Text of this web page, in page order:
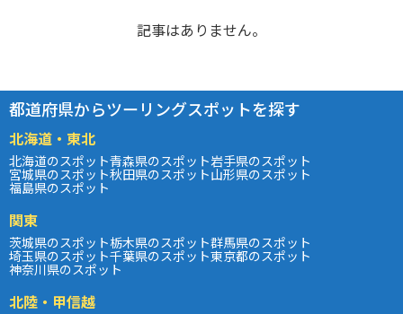
記事はありません。
都道府県からツーリングスポットを探す
北海道・東北
北海道のスポット青森県のスポット岩手県のスポット
宮城県のスポット秋田県のスポット山形県のスポット
福島県のスポット
関東
茨城県のスポット栃木県のスポット群馬県のスポット
埼玉県のスポット千葉県のスポット東京都のスポット
神奈川県のスポット
北陸・甲信越